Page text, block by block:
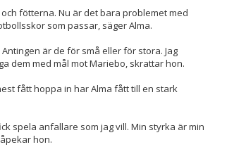
fötterna. Nu är det bara problemet med
som passar, säger Alma.
är de för små eller för stora. Jag
dem med mål mot Mariebo, skrattar hon.
fått hoppa in har Alma fått till en stark
spela anfallare som jag vill. Min styrka är min
hon.